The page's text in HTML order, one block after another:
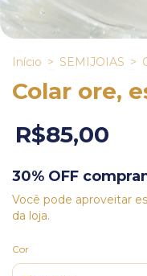
Início > SEMIJOIAS >
Colar ore,
R$85,00
30% OFF
Você pode aproveitar
da loja.
Cor